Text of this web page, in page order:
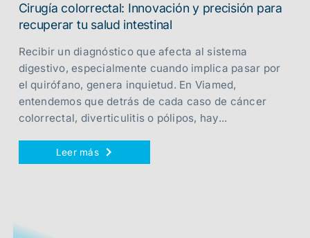
Cirugía colorrectal: Innovación y precisión para
recuperar tu salud intestinal
Recibir un diagnóstico que afecta al sistema
digestivo, especialmente cuando implica pasar por
el quirófano, genera inquietud. En Viamed,
entendemos que detrás de cada caso de cáncer
colorrectal, diverticulitis o pólipos, hay...
Leer más